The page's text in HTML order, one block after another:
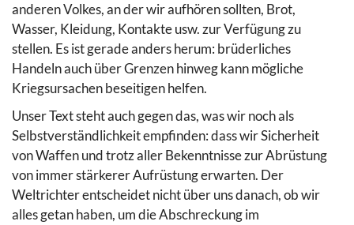
anderen Volkes, an der wir aufhören sollten, Brot,
Wasser, Kleidung, Kontakte usw. zur Verfügung zu
stellen. Es ist gerade anders herum: brüderliches
Handeln auch über Grenzen hinweg kann mögliche
Kriegsursachen beseitigen helfen.
Unser Text steht auch gegen das, was wir noch als
Selbstverständlichkeit empfinden: dass wir Sicherheit
von Waffen und trotz aller Bekenntnisse zur Abrüstung
von immer stärkerer Aufrüstung erwarten. Der
Weltrichter entscheidet nicht über uns danach, ob wir
alles getan haben, um die Abschreckung im